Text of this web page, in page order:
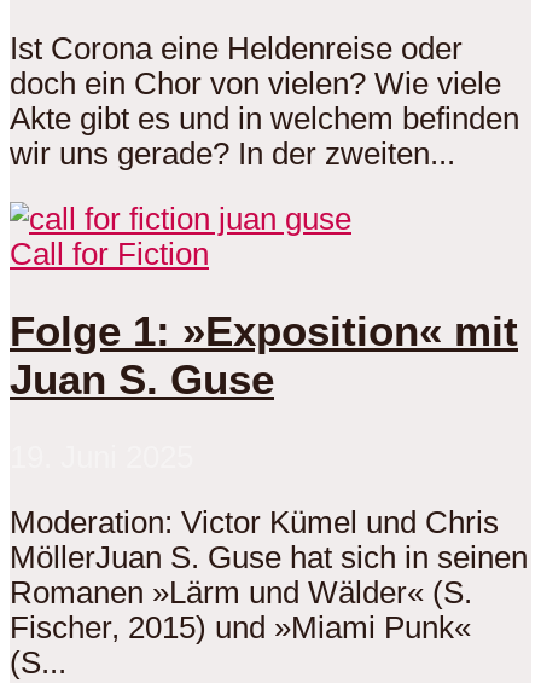
Ist Corona eine Heldenreise oder
doch ein Chor von vielen? Wie viele
Akte gibt es und in welchem befinden
wir uns gerade? In der zweiten...
Call for Fiction
Folge 1: »Exposition« mit
Juan S. Guse
Moderation: Victor Kümel und Chris
MöllerJuan S. Guse hat sich in seinen
Romanen »Lärm und Wälder« (S.
Fischer, 2015) und »Miami Punk«
(S...